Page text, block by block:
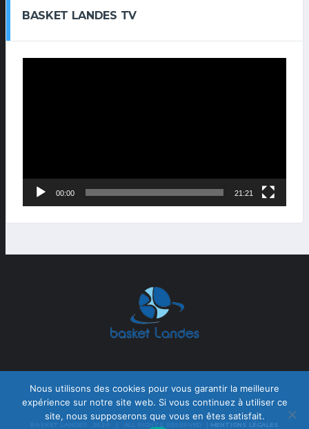
BASKET LANDES TV
00:00 21:21
MENTIONS LÉGALES
Nous utilisons des cookies pour vous garantir la meilleure
expérience sur notre site web. Si vous continuez à utiliser ce
site, nous supposerons que vous en êtes satisfait.